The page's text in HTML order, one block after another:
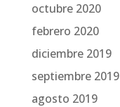
octubre 2020
febrero 2020
diciembre 2019
septiembre 2019
agosto 2019